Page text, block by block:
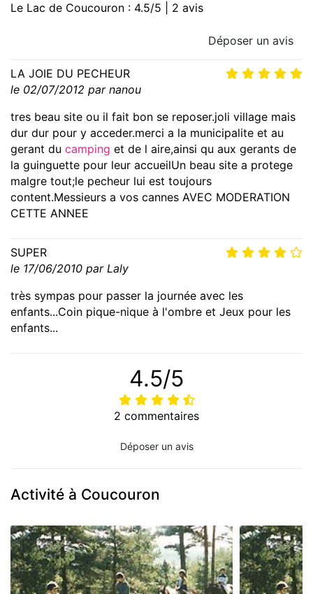
Le Lac de Coucouron : 4.5/5 | 2 avis
Déposer un avis
LA JOIE DU PECHEUR
le 02/07/2012 par nanou
tres beau site ou il fait bon se reposer.joli village mais
dur dur pour y acceder.merci a la municipalite et au
gerant du camping et de l aire,ainsi qu aux gerants de
la guinguette pour leur accueilUn beau site a protege
malgre tout;le pecheur lui est toujours
content.Messieurs a vos cannes AVEC MODERATION
CETTE ANNEE
SUPER
le 17/06/2010 par Laly
très sympas pour passer la journée avec les
enfants...Coin pique-nique à l'ombre et Jeux pour les
enfants...
4.5/5
2 commentaires
Déposer un avis
Activité à Coucouron